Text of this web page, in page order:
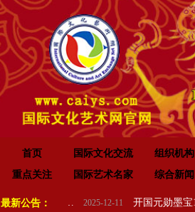
首页 国际文化交流 组织机构
重点关注
国际艺术名家 综合新闻
最新公告：
2025-12-11
“传承红色基因•赓续红色血脉” 纪念中国人民抗日战争暨世界反法西斯战争胜利 80 周年